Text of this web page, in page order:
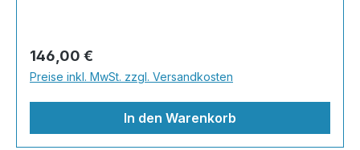
und einfach zu verlegen. Stöbern Sie in unserem
Shop nach Ihrer Lieblingsfarbe und legen Sie
gleich los!Inhalt 2x25kg Marmorsteine 1kg
Grundierung AT-EG30 4kg Ste
Regulärer Preis:
146,00 €
Preise inkl. MwSt. zzgl. Versandkosten
In den Warenkorb